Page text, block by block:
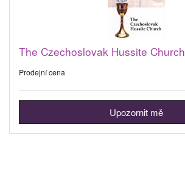
The Czechoslovak Hussite Church
Prodejní cena
Upozornit mě